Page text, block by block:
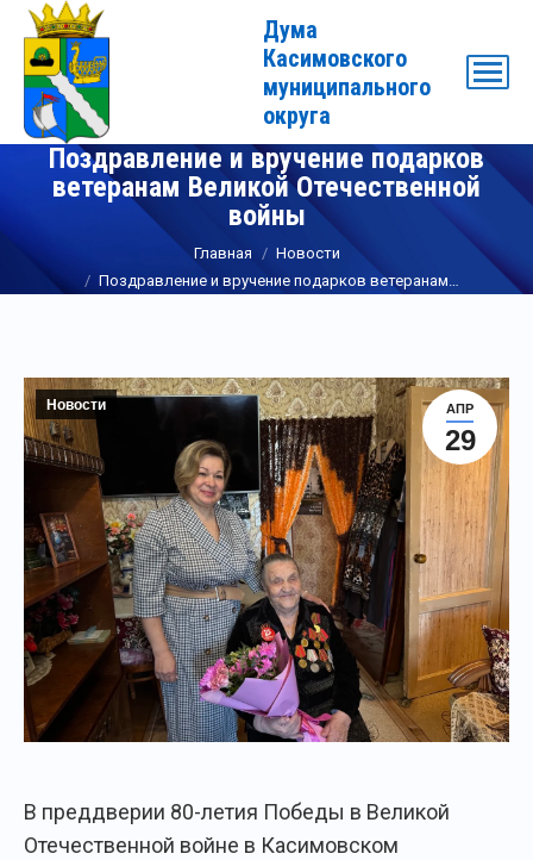
Дума
Касимовского
муниципального
округа
Поздравление и вручение подарков
ветеранам Великой Отечественной
войны
Вы здесь: Главная
Новости
Поздравление и вручение подарков ветеранам…
АПР
29
Новости
В преддверии 80-летия Победы в Великой
Отечественной войне в Касимовском